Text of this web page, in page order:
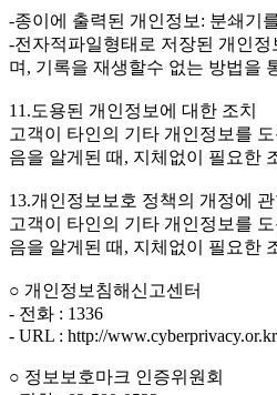
-종이에 출력된 개인정보: 분쇄기
-전자적파일형태로 저장된 개인
며, 기록을 재생할수 없는 방법을
11.도용된 개인정보에 대한 조치
고객이 타인의 기타 개인정보를
음을 알게된 때, 지체없이 필요한
13.개인정보보호 정책의 개정에
고객이 타인의 기타 개인정보를
음을 알게된 때, 지체없이 필요한
○ 개인정보침해신고센터
- 전화 : 1336
- URL : http://www.cyberprivacy.or.kr
○ 정보보호마크 인증위원회